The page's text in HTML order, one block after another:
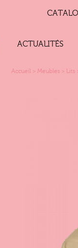
ACTUALITÉS
Accueil > Meubles > Lits